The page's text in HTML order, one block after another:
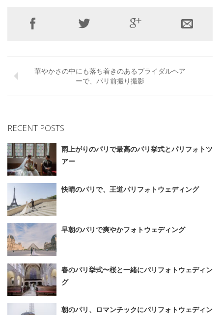
華やかさの中にも落ち着きのあるブライダルヘア
ーで、パリ前撮り撮影
RECENT POSTS
雨上がりのパリで最高のパリ挙式とパリフォトツ
アー
快晴のパリで、王道パリフォトウェディング
早朝のパリで爽やかフォトウェディング
春のパリ挙式〜桜と一緒にパリフォトウェディン
グ
朝のパリ、ロマンチックにパリフォトウェディン